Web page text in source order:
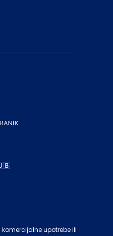
komercijalne upotrebe ili